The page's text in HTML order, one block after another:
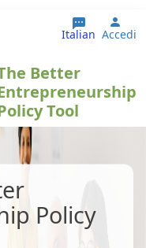
Italian Accedi
Better
Tool
Policy